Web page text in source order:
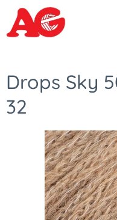
Drops Sky
32